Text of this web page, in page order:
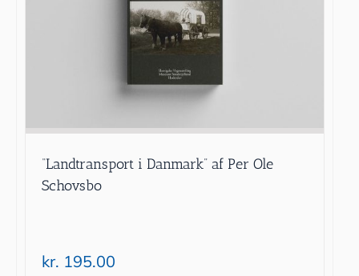
“Landtransport i Danmark” af Per Ole
Schovsbo
kr. 195.00